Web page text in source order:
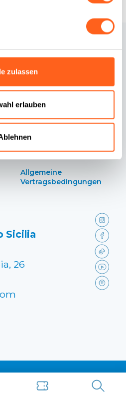
zulassen
erlauben
Datenschutzrichtlinie
Allgemeine
Vertragsbedingungen
Sicilia
26